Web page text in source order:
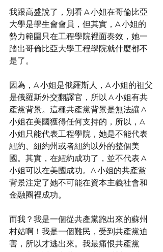
我跟高盛說了，別看 A 小姐在哥倫比亞
大學是學生會會員，但其實，A 小姐的
勢力範圍只在工程學院裡面奏效，她一
踏出哥倫比亞大學工程學院就什麼都不
是了。
因為，A 小姐是俄羅斯人，A 小姐的祖父
是俄羅斯外交翻譯官，所以 A 小姐有共
產黨背景。這種共產黨背景是無法讓 A
小姐在美國獲得任何支持的，所以，A
小姐只能代表工程學院，她是不能代表
紐約、紐約州或者紐約以外的整個美
國。其實，在紐約成功了，並不代表 A
小姐可以在美國成功。A 小姐的共產黨
背景注定了她不可能在資本主義社會和
金融圈裡成功。
而我？我是一個從共產黨跑出來的蘇州
村姑啊！我是一個難民，受到共產黨迫
害，所以才逃出來。我最痛恨共產黨